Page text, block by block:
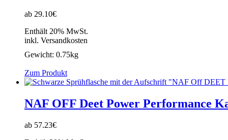
ab 29.10€
Enthält 20% MwSt.
inkl. Versandkosten
Gewicht: 0.75kg
Zum Produkt
NAF OFF Deet Power Performance
ab 57.23€